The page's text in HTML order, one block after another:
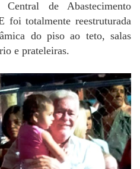
de Abastecimento
foi totalmente reestruturada
do piso ao teto, salas
e prateleiras.